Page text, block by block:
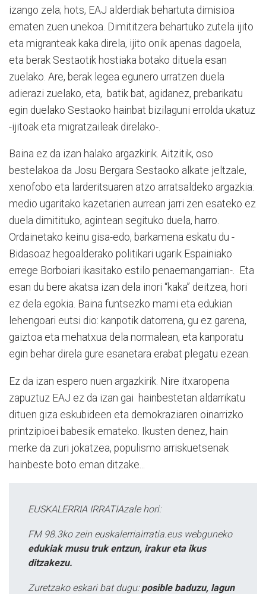
izango zela; hots, EAJ alderdiak behartuta dimisioa
ematen zuen unekoa. Dimititzera behartuko zutela ijito
eta migranteak kaka direla, ijito onik apenas dagoela,
eta berak Sestaotik hostiaka botako dituela esan
zuelako. Are, berak legea egunero urratzen duela
adierazi zuelako, eta, batik bat, agidanez, prebarikatu
egin duelako Sestaoko hainbat bizilaguni errolda ukatuz
-ijitoak eta migratzaileak direlako-.
Baina ez da izan halako argazkirik. Aitzitik, oso
bestelakoa da Josu Bergara Sestaoko alkate jeltzale,
xenofobo eta larderitsuaren atzo arratsaldeko argazkia:
medio ugaritako kazetarien aurrean jarri zen esateko ez
duela dimitituko, agintean segituko duela, harro.
Ordainetako keinu gisa-edo, barkamena eskatu du -
Bidasoaz hegoalderako politikari ugarik Espainiako
errege Borboiari ikasitako estilo penaemangarrian-. Eta
esan du bere akatsa izan dela inori “kaka” deitzea, hori
ez dela egokia. Baina funtsezko mami eta edukian
lehengoari eutsi dio: kanpotik datorrena, gu ez garena,
gaiztoa eta mehatxua dela normalean, eta kanporatu
egin behar direla gure esanetara erabat plegatu ezean.
Ez da izan espero nuen argazkirik. Nire itxaropena
zapuztuz EAJ ez da izan gai hainbestetan aldarrikatu
dituen giza eskubideen eta demokraziaren oinarrizko
printzipioei babesik emateko. Ikusten denez, hain
merke da zuri jokatzea, populismo arriskuetsenak
hainbeste boto eman ditzake...
EUSKALERRIA IRRATIAzale hori:
FM 98.3ko zein euskalerriairratia.eus webguneko
edukiak musu truk entzun, irakur eta ikus
ditzakezu.
Zuretzako eskari bat dugu: posible baduzu, lagun